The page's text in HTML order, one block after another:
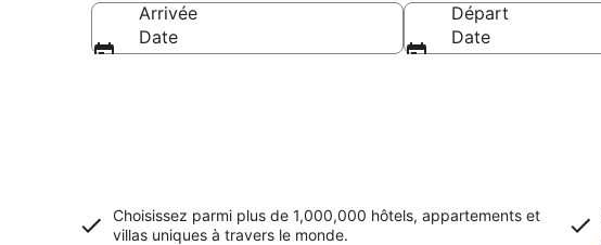
Arrivée
Date
Départ
Date
Choisissez parmi plus de 1,000,000 hôtels, appartements et
villas uniques à travers le monde.